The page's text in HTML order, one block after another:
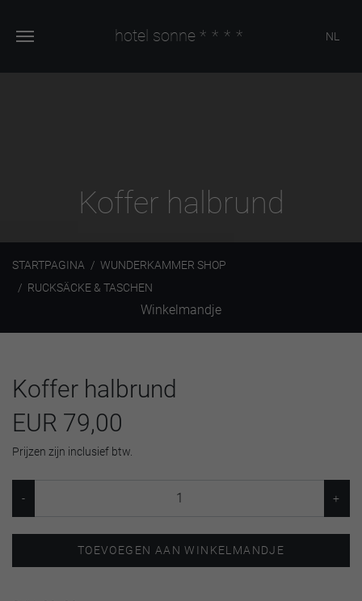
hotel sonne **** NL
Koffer halbrund
STARTPAGINA
WUNDERKAMMER SHOP
RUCKSÄCKE & TASCHEN
Winkelmandje
Koffer halbrund
EUR 79,00
Prijzen zijn inclusief btw.
TOEVOEGEN AAN WINKELMANDJE